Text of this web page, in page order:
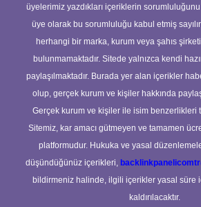
üyelerimiz yazdıkları içeriklerin
üye olarak bu sorumluluğu kabul etmiş
herhangi bir marka, kurum veya şahıs
bulunmamaktadır. Sitede yalnızca kendi
paylaşılmaktadır. Burada yer alan içerikler
olup, gerçek kurum ve kişiler hakkında
Gerçek kurum ve kişiler ile isim benzerlikleri
Sitemiz, kar amacı gütmeyen ve tamamen
platformudur. Hukuka ve yasal
düşündüğünüz içerikleri,
bildirmeniz halinde, ilgili içerikler yasal süre
kaldırılacaktır.